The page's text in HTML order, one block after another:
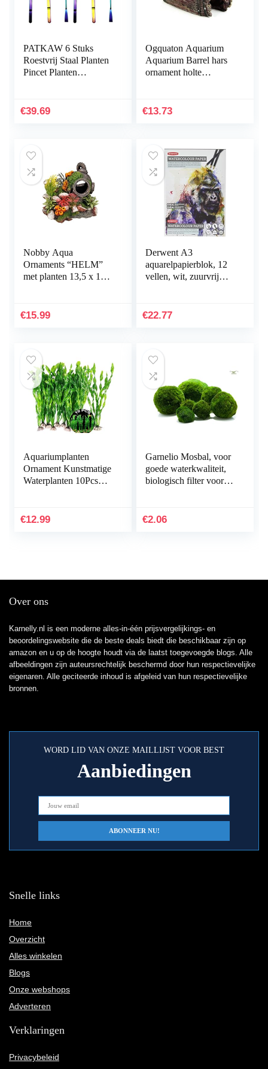
PATKAW 6 Stuks
Roestvrij Staal Planten
Pincet Planten
Hulpmiddelen Instellen
€39.69
Ogquaton Aquarium
Aquarium Barrel hars
ornament holte
onderwater decoratie
€13.73
Nobby Aqua
Ornaments “HELM”
met planten 13,5 x 11 x
€15.99
Derwent A3
aquarelpapierblok, 12
vellen, wit, zuurvrij
€22.77
Aquariumplanten
Ornament Kunstmatige
Waterplanten 10Pcs
Aquarium Planten
€12.99
Garnelio Mosbal, voor
goede waterkwaliteit,
biologisch filter voor
€2.06
Over ons
Karnelly.nl is een moderne alles-in-één prijsvergelijkings- en
beoordelingswebsite die de beste deals biedt die beschikbaar zijn op
amazon en u op de hoogte houdt via de laatst toegevoegde blogs. Alle
afbeeldingen zijn auteursrechtelijk beschermd door hun respectievelijke
eigenaren. Alle geciteerde inhoud is afgeleid van hun respectievelijke
bronnen.
WORD LID VAN ONZE MAILLIJST VOOR BEST
Aanbiedingen
Snelle links
Home
Overzicht
Alles winkelen
Blogs
Onze webshops
Adverteren
Verklaringen
Privacybeleid